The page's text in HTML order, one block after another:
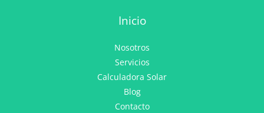
Inicio
Nosotros
Servicios
Calculadora Solar
Blog
Contacto